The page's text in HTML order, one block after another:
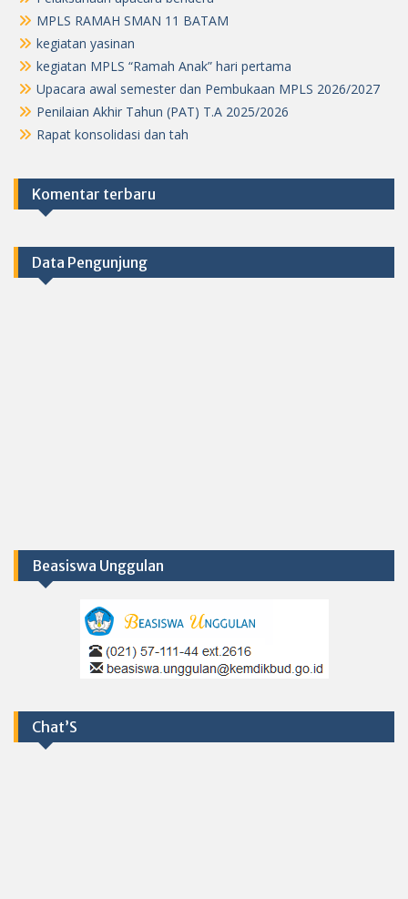
MPLS RAMAH SMAN 11 BATAM
kegiatan yasinan
kegiatan MPLS “Ramah Anak” hari pertama
Upacara awal semester dan Pembukaan MPLS 2026/2027
Penilaian Akhir Tahun (PAT) T.A 2025/2026
Rapat konsolidasi dan tah
Komentar terbaru
Data Pengunjung
Beasiswa Unggulan
Chat’S